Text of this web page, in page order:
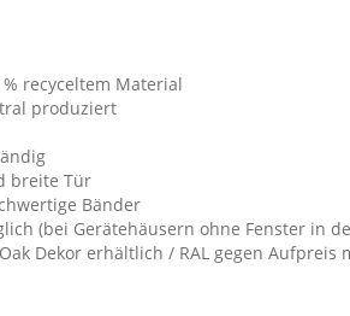
recyceltem Material
produziert
breite Tür
Bänder
(bei Gerätehäusern ohne Fenster in
Dekor erhältlich / RAL gegen Aufpreis